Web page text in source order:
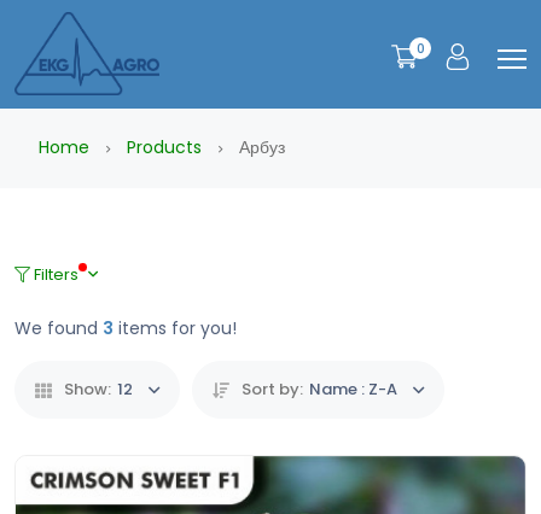
0
Home Products Арбуз
Filters
We found 3 items for you!
Show: 12 Sort by: Name : Z-A